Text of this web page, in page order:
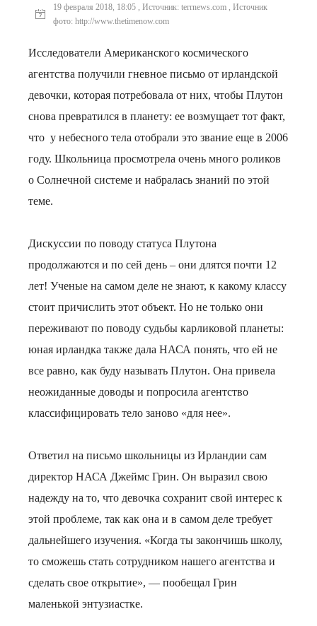
19 февраля 2018, 18:05 , Источник: terrnews.com , Источник
фото: http://www.thetimenow.com
Исследователи Американского космического
агентства получили гневное письмо от ирландской
девочки, которая потребовала от них, чтобы Плутон
снова превратился в планету: ее возмущает тот факт,
что у небесного тела отобрали это звание еще в 2006
году. Школьница просмотрела очень много роликов
о Солнечной системе и набралась знаний по этой
теме.
Дискуссии по поводу статуса Плутона
продолжаются и по сей день – они длятся почти 12
лет! Ученые на самом деле не знают, к какому классу
стоит причислить этот объект. Но не только они
переживают по поводу судьбы карликовой планеты:
юная ирландка также дала НАСА понять, что ей не
все равно, как буду называть Плутон. Она привела
неожиданные доводы и попросила агентство
классифицировать тело заново «для нее».
Ответил на письмо школьницы из Ирландии сам
директор НАСА Джеймс Грин. Он выразил свою
надежду на то, что девочка сохранит свой интерес к
этой проблеме, так как она и в самом деле требует
дальнейшего изучения. «Когда ты закончишь школу,
то сможешь стать сотрудником нашего агентства и
сделать свое открытие», — пообещал Грин
маленькой энтузиастке.